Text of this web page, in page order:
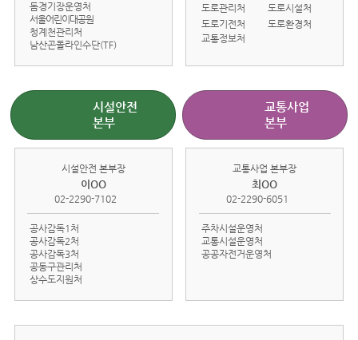
돔경기장운영처
서울어린이대공원
청계천관리처
남산곤돌라인수단(TF)
도로관리처
도로시설처
도로기전처
도로환경처
교통정보처
시설안전
본부
시설안전 본부장
이OO
02-2290-7102
공사감독1처
공사감독2처
공사감독3처
공동구관리처
상수도지원처
교통사업
본부
교통사업 본부장
최OO
02-2290-6051
주차시설운영처
교통시설운영처
공공자전거운영처